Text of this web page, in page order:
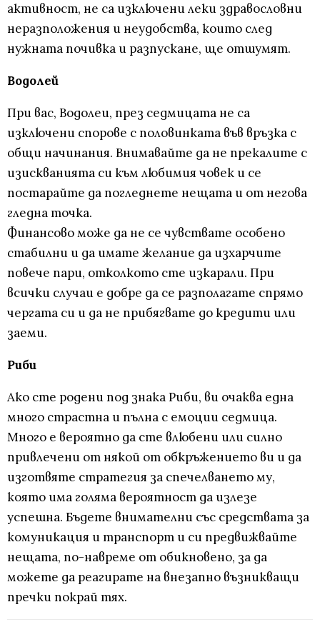
активност, не са изключени леки здравословни
неразположения и неудобства, които след
нужната почивка и разпускане, ще отшумят.
Водолей
При вас, Водолеи, през седмицата не са
изключени спорове с половинката във връзка с
общи начинания. Внимавайте да не прекалите с
изискванията си към любимия човек и се
постарайте да погледнете нещата и от негова
гледна точка.
Финансово може да не се чувствате особено
стабилни и да имате желание да изхарчите
повече пари, отколкото сте изкарали. При
всички случаи е добре да се разполагате спрямо
чергата си и да не прибягвате до кредити или
заеми.
Риби
Ако сте родени под знака Риби, ви очаква една
много страстна и пълна с емоции седмица.
Много е вероятно да сте влюбени или силно
привлечени от някой от обкръжението ви и да
изготвяте стратегия за спечелването му,
която има голяма вероятност да излезе
успешна. Бъдете внимателни със средствата за
комуникация и транспорт и си предвижвайте
нещата, по-навреме от обикновено, за да
можете да реагирате на внезапно възникващи
пречки покрай тях.